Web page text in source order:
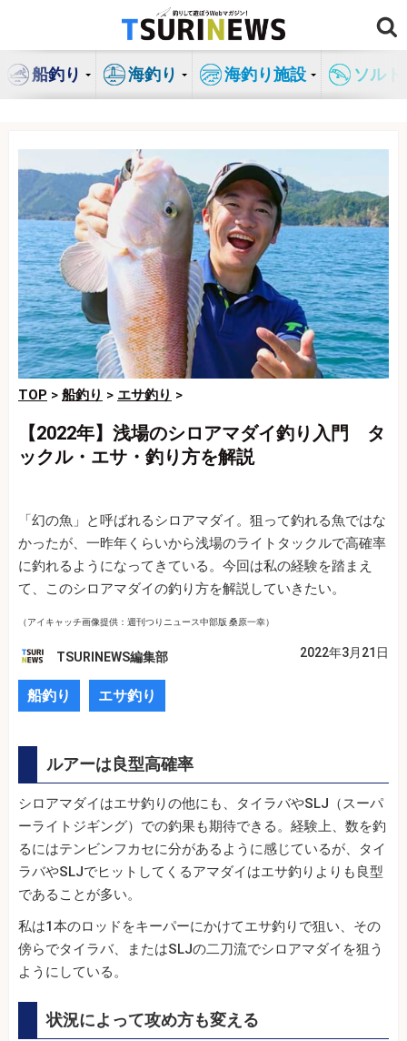
ン
船釣り 海釣り 海釣り施設 ソル
TOP > 船釣り > エサ釣り >
【2022年】浅場のシロアマダイ釣り入門 タ
ックル・エサ・釣り方を解説
「幻の魚」と呼ばれるシロアマダイ。狙って釣れる魚ではな
かったが、一昨年くらいから浅場のライトタックルで高確率
に釣れるようになってきている。今回は私の経験を踏まえ
て、このシロアマダイの釣り方を解説していきたい。
（アイキャッチ画像提供：週刊つりニュース中部版 桑原一幸）
TSURINEWS編集部 2022年3月21日
船釣り エサ釣り
ルアーは良型高確率
シロアマダイはエサ釣りの他にも、タイラバやSLJ（スーパ
ーライトジギング）での釣果も期待できる。経験上、数を釣
るにはテンビンフカセに分があるように感じているが、タイ
ラバやSLJでヒットしてくるアマダイはエサ釣りよりも良型
であることが多い。
私は1本のロッドをキーパーにかけてエサ釣りで狙い、その
傍らでタイラバ、またはSLJの二刀流でシロアマダイを狙う
ようにしている。
状況によって攻め方も変える